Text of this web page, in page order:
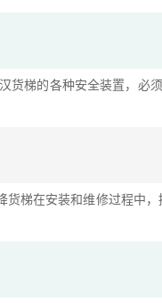
货梯的各种安全装置，必
梯在安装和维修过程中